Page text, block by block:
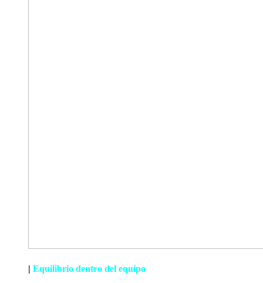
| Equilibrio dentro del equipo